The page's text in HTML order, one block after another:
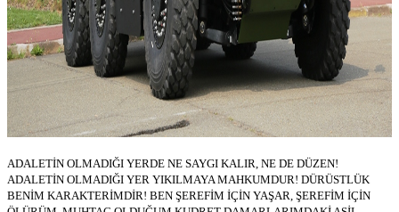
ADALETİN OLMADIĞI YERDE NE SAYGI KALIR, NE DE DÜZEN!
ADALETİN OLMADIĞI YER YIKILMAYA MAHKUMDUR! DÜRÜSTLÜK
BENİM KARAKTERİMDİR! BEN ŞEREFİM İÇİN YAŞAR, ŞEREFİM İÇİN